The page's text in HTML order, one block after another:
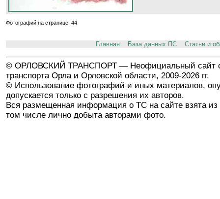
Фотографий на странице: 44
Главная База данных ПС Статьи и
© ОРЛОВСКИЙ ТРАНСПОРТ — Неофициальный сайт
транспорта Орла и Орловской области, 2009-2026 гг.
© Использование фотографий и иных материалов,
допускается только с разрешения их авторов.
Вся размещенная информация о ТС на сайте взята из
том числе лично добыта авторами фото.